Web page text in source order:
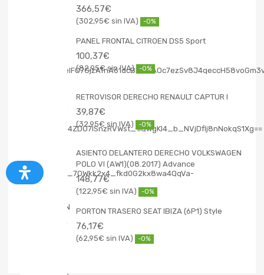
366,57€
302,95€ -0%
PANEL FRONTAL CITROEN DS5 Sport
100,37€
82,95€ -0%
RETROVISOR DERECHO RENAULT CAPTUR I
39,87€
32,95€ -0%
ASIENTO DELANTERO DERECHO VOLKSWAGEN
POLO VI (AW1)(08.2017) Advance
148,77€
122,95€ -0%
PORTON TRASERO SEAT IBIZA (6P1) Style
76,17€
62,95€ -0%